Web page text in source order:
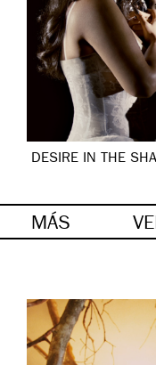
DESIRE IN THE
MÁS